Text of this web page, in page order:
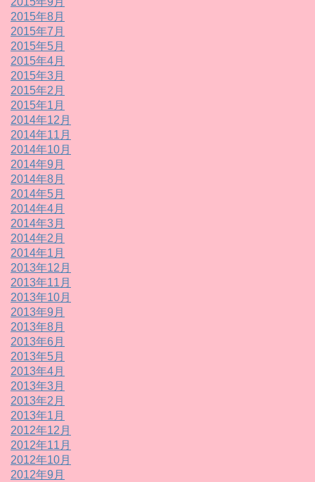
2015年8月
2015年7月
2015年5月
2015年4月
2015年3月
2015年2月
2015年1月
2014年12月
2014年11月
2014年10月
2014年9月
2014年8月
2014年5月
2014年4月
2014年3月
2014年2月
2014年1月
2013年12月
2013年11月
2013年10月
2013年9月
2013年8月
2013年6月
2013年5月
2013年4月
2013年3月
2013年2月
2013年1月
2012年12月
2012年11月
2012年10月
2012年9月